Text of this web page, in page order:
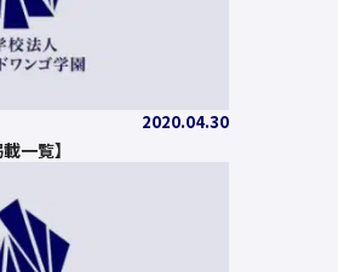
2020.04.30
一覧】